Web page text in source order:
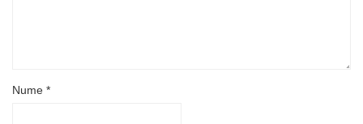
Nume *